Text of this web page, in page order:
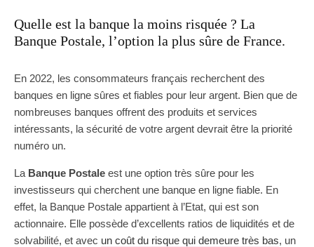
Quelle est la banque la moins risquée ? La
Banque Postale, l’option la plus sûre de France.
En 2022, les consommateurs français recherchent des
banques en ligne sûres et fiables pour leur argent. Bien que de
nombreuses banques offrent des produits et services
intéressants, la sécurité de votre argent devrait être la priorité
numéro un.
La Banque Postale est une option très sûre pour les
investisseurs qui cherchent une banque en ligne fiable. En
effet, la Banque Postale appartient à l’Etat, qui est son
actionnaire. Elle possède d’excellents ratios de liquidités et de
solvabilité, et avec un coût du risque qui demeure très bas, un